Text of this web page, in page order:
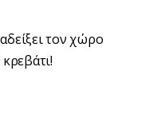
τον χώρο